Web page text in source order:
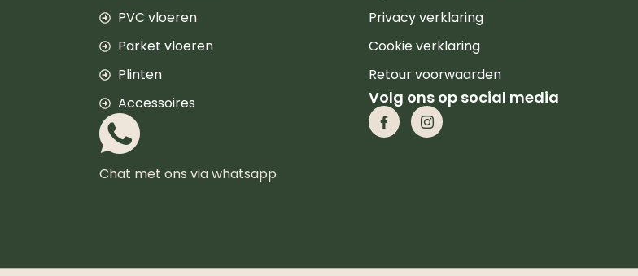
PVC vloeren
Parket vloeren
Plinten
Accessoires
Chat met ons via whatsapp
Privacy verklaring
Cookie verklaring
Retour voorwaarden
Volg ons op social media